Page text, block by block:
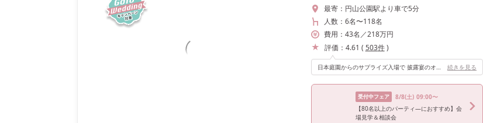
最寄： 円山公園駅より車で5分
人数： 6名〜118名
費用： 43名 ／218万円
評価： 4.61 ( 503件)
日本庭園からのサプライズ入場で 披露宴のオープニングを演出！ ゲストからの歓声も庭まで届きました👏 式場の決め手となった1つである、お料理。 お箸で気張らずに食べられる和食なので老若男女、 ゲストの皆さんからも好評でした🙆‍♀️ 続きを見る
受付中フェア 8/8(土) 09:00〜
【80名以上のパーティ―におすすめ】会
場見学＆相談会